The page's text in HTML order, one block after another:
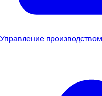
Управление производством